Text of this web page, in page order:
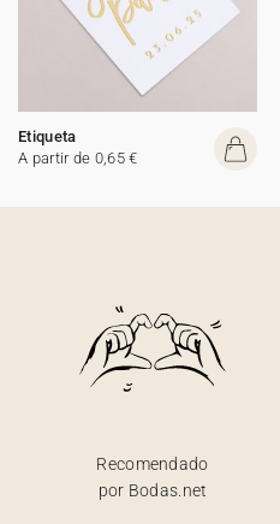
Etiqueta
A partir de 0,65 €
Recomendado
por Bodas.net